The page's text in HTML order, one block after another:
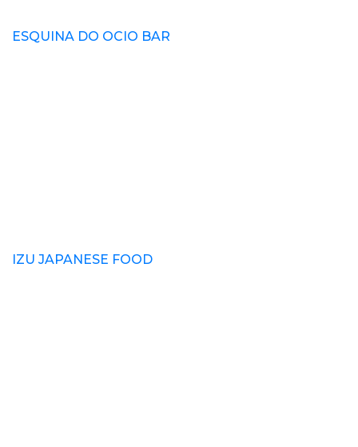
ESQUINA DO OCIO BAR
IZU JAPANESE FOOD